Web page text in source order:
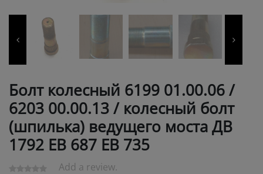
Болт колесный 6199 01.00.06 /
6203 00.00.13 / колесный болт
(шпилька) ведущего моста ДВ
1792 ЕВ 687 ЕВ 735
Add a review.